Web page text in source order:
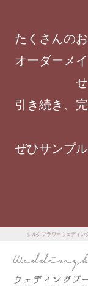
たくさんの
オーダーメ
引き続き、
ぜひサンプ
シルクフラワーウェディ